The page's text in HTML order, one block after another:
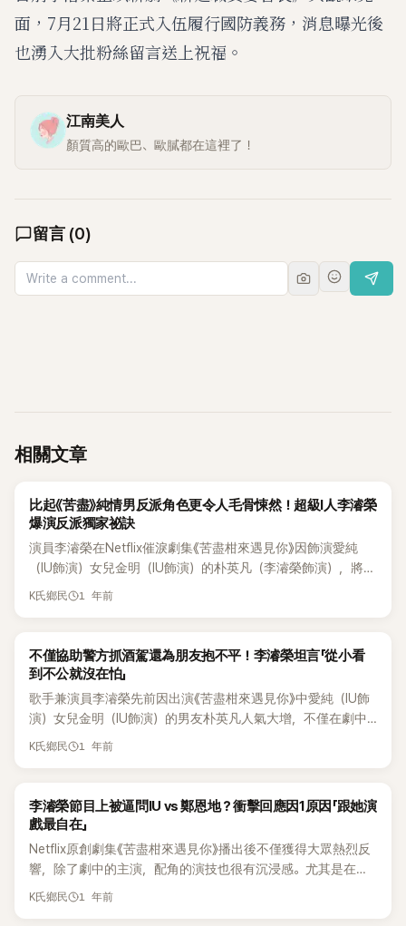
面，7月21日將正式入伍履行國防義務，消息曝光後
也湧入大批粉絲留言送上祝福。
江南美人
顏質高的歐巴、歐膩都在這裡了！
留言 (0)
相關文章
K-POP
比起《苦盡》純情男反派角色更令人毛骨悚然！超級I人李濬榮
爆演反派獨家祕訣
演員李濬榮在Netflix催淚劇集《苦盡柑來遇見你》因飾演愛純
（IU飾演）女兒金明（IU飾演）的朴英凡（李濬榮飾演），將這
位「純情男」角色演繹得可愛又討喜，同時又因超強哭戲把敢怒
掀起一陣討論度。 而事實上，李濬榮也曾出演過很多令人毛骨
悚然的反派角色，近日，李濬榮將作為嘉賓登上了李珉廷主持
演反派角色的經驗。 即將於30日播出的《情來情往李珉廷》，本
集將由「兄妹團」李珉廷、Boom、安宰賢、金正賢、金載原前往
江原道三陟的山村。在與首度超跑任務相比，兄妹團的默契更
加緊密，節目中也將迎來首位2025年在各大作品中表現活躍的
柑來遇見你》中悲情初戀男而走紅，接著在《弱美男英雄Class
2》、《假面女郎》、《D.P：逃兵追緝令》等話題作中展現精湛反派
演技，還透過 KBS2《健身俱樂部》挑戰搞笑演出，展現多元魅
力。 李濬榮一出場便展現他極度內向的個性（I人代表），讓兄
色。他則幽默回答：「只要導演喊『Action』、攝影機一開，就可
K氏鄉民 1 年前
K-POP
不僅協助警方抓酒駕還為朋友抱不平！李濬榮坦言「從小看
到不公就沒在怕」
歌手兼演員李濬榮先前因出演《苦盡柑來遇見你》中愛純（IU飾
演）女兒金明（IU飾演）的男友朴英凡人氣大增，不僅在劇中
把專情且執著的純情男一角飾演的淋漓盡致，更因超強哭戲讓
樂部》,兩人為宣傳新劇於昨（1）日登上了KBS 2TV 綜藝節目
《屋塔房的問題兒們》，李濬榮在節目中公開了親自追捕肇事逃
去曾抓過酒駕犯，他說明：「不是我有什麼正義感才去抓人，而
是當時看到一輛車開得很奇怪，所以報了警。結果警察問我能
不能跟著那台車，我就照做了。」 主持人朱宇宰追問：「你是邊
開車邊看到前面的車歪來歪去，所以打電話報警，然後警方請
K氏鄉民 1 年前
K-POP
李濬榮節目上被逼問IU vs 鄭恩地？衝擊回應因1原因「跟她演
戲最自在」
Netflix原創劇集《苦盡柑來遇見你》播出後不僅獲得大眾熱烈反
響，除了劇中的主演，配角的演技也很有沉浸感。尤其是在劇
中飾演愛純（IU飾演）女兒金明（IU飾演）的朴英凡（李濬榮
K氏鄉民 1 年前